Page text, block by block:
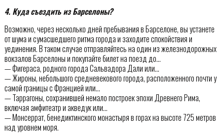
4. Куда съездить из Барселоны?
Возможно, через несколько дней пребывания в Барселоне, вы устанете
от шума и сумасшедшего ритма города и заходите спокойствия и
уединения. В таком случае отправляйтесь на один из железнодорожных
вокзалов Барселоны и покупайте билет на поезд до…
— Фигераса, родного города Сальвадора Дали или…
— Жироны, небольшого средневекового города, расположенного почти у
самой границы с Францией или…
— Таррагоны, сохранившей немало построек эпохи Древнего Рима,
включая амфитеатр и акведук или…
— Монсеррат, бенедиктинского монастыря в горах на высоте 725 метров
над уровнем моря.